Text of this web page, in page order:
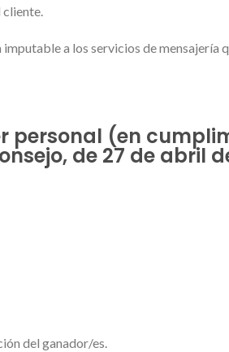
cliente.
a los servicios de mensajería
personal (en
de 27 de abril
del ganador/es.